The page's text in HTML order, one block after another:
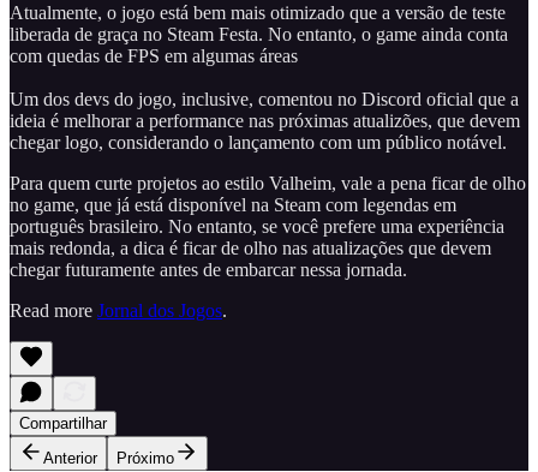
Atualmente, o jogo está bem mais otimizado que a versão de teste
liberada de graça no Steam Festa. No entanto, o game ainda conta
com quedas de FPS em algumas áreas
Um dos devs do jogo, inclusive, comentou no Discord oficial que a
ideia é melhorar a performance nas próximas atualizões, que devem
chegar logo, considerando o lançamento com um público notável.
Para quem curte projetos ao estilo Valheim, vale a pena ficar de olho
no game, que já está disponível na Steam com legendas em
português brasileiro. No entanto, se você prefere uma experiência
mais redonda, a dica é ficar de olho nas atualizações que devem
chegar futuramente antes de embarcar nessa jornada.
Read more Jornal dos Jogos.
Compartilhar
Anterior
Próximo